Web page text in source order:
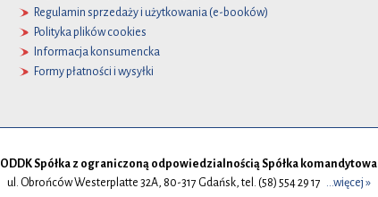
Regulamin sprzedaży i użytkowania (e-booków)
Polityka plików cookies
Informacja konsumencka
Formy płatności i wysyłki
ODDK Spółka z ograniczoną odpowiedzialnością Spółka komandytowa
ul. Obrońców Westerplatte 32A, 80-317 Gdańsk, tel. (58) 554 29 17
...więcej »